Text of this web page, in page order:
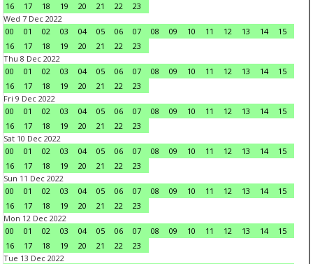
16
17 18 19 20 21 22
23
Wed 7 Dec 2022
00
01 02 03 04 05 06 07 08 09 10 11 12 13 14
15
16
17 18 19 20 21 22
23
Thu 8 Dec 2022
00
01 02 03 04 05 06 07 08 09 10 11 12 13 14
15
16
17 18 19 20 21 22
23
Fri 9 Dec 2022
00
01 02 03 04 05 06 07 08 09 10 11 12 13 14
15
16
17 18 19 20 21 22
23
Sat 10 Dec 2022
00
01 02 03 04 05 06 07 08 09 10 11 12 13 14
15
16
17 18 19 20 21 22
23
Sun 11 Dec 2022
00
01 02 03 04 05 06 07 08 09 10 11 12 13 14
15
16
17 18 19 20 21 22
23
Mon 12 Dec 2022
00
01 02 03 04 05 06 07 08 09 10 11 12 13 14
15
16
17 18 19 20 21 22
23
Tue 13 Dec 2022